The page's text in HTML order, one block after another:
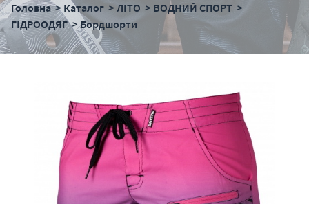
Головна Каталог ЛІТО
ВОДНИЙ СПОРТ
ГІДРООДЯГ
Бордшорти